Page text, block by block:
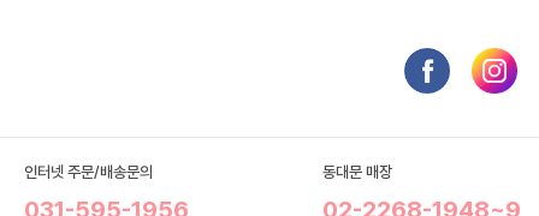
인터넷 주문/배송문의
031-595-1956
동대문 매장
02-2268-1948~9